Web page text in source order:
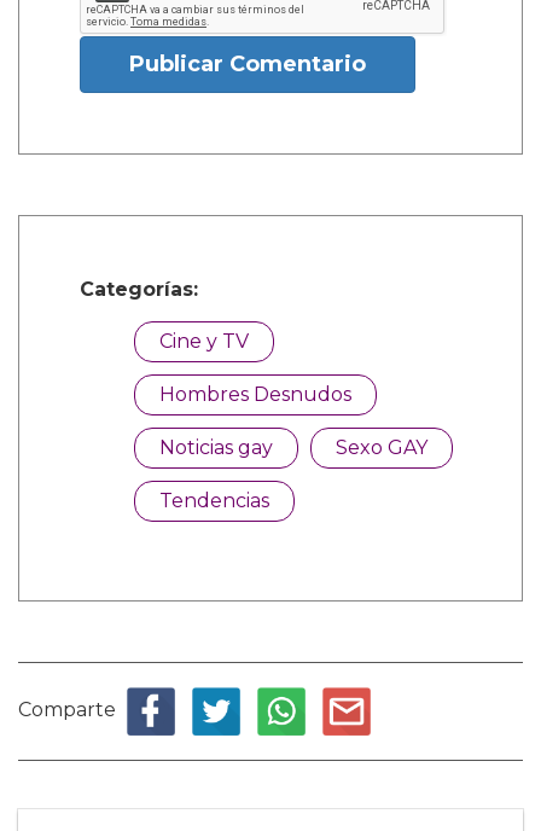
Publicar Comentario
Categorías:
Cine y TV
Hombres Desnudos
Noticias gay Sexo GAY
Tendencias
Comparte